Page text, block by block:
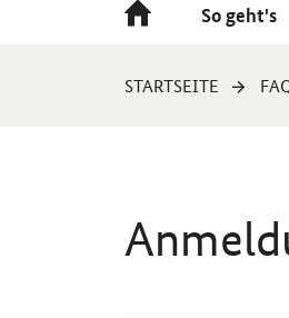
So geht's
Sie
STARTSEITE